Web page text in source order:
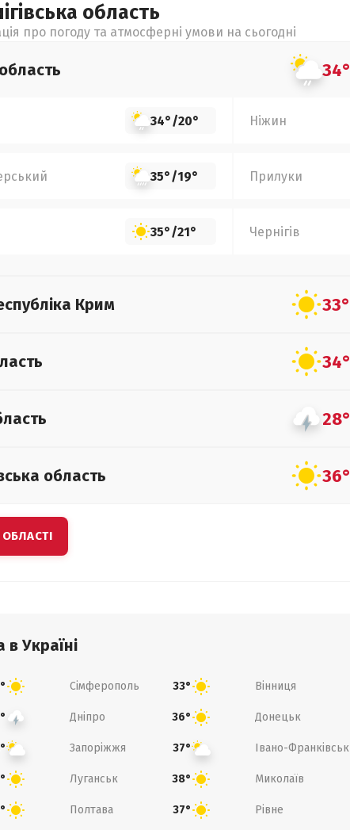
область
про погоду та атмосферні умови на сьогодні
область 34°
34°/20° Ніжин
35°/19° Прилуки
35°/21° Чернігів
Крим 33°
34°
28°
область 36°
в Україні
Сімферополь 33° Вінниця
Дніпро 36° Донецьк
Запоріжжя 37° Івано-Франківськ
Луганськ 38° Миколаїв
Полтава 37° Рівне